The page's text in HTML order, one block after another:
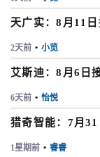
天广实：8月11
2天前 • 小览
艾斯迪：8月6日
6天前 • 怡悦
猎奇智能：7月
1星期前 • 睿睿